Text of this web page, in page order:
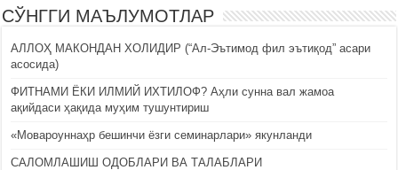
СЎНГГИ МАЪЛУМОТЛАР
АЛЛОҲ МАКОНДАН ХОЛИДИР (“Ал-Эътимод фил эътиқод” асари
асосида)
ФИТНАМИ ЁКИ ИЛМИЙ ИХТИЛОФ? Аҳли сунна вал жамоа
ақийдаси ҳақида муҳим тушунтириш
«Мовароуннаҳр бешинчи ёзги семинарлари» якунланди
САЛОМЛАШИШ ОДОБЛАРИ ВА ТАЛАБЛАРИ